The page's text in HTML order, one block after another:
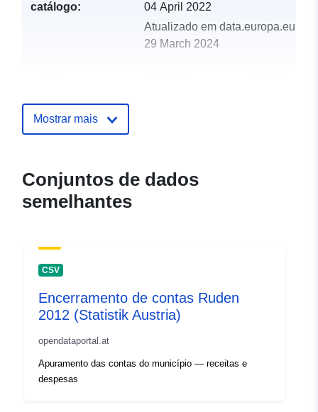
catálogo:
04 April 2022
Atualizado em data.europa.eu:
29 March 2024
Mostrar mais
Conjuntos de dados
semelhantes
CSV
Encerramento de contas Ruden
2012 (Statistik Austria)
opendataportal.at
Apuramento das contas do município — receitas e
despesas